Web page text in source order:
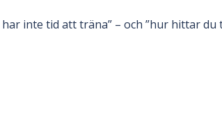
inte tid att träna” – och ”hur hittar